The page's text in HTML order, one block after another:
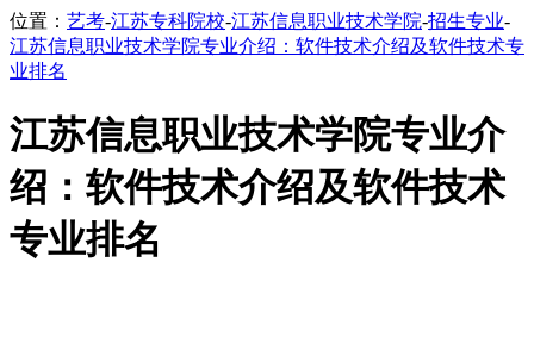
位置： 艺考-江苏专科院校-江苏信息职业技术学院-招生专业-
江苏信息职业技术学院专业介绍：软件技术介绍及软件技术专
业排名
江苏信息职业技术学院专业介
绍：软件技术介绍及软件技术
专业排名